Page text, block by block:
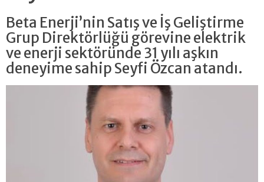
Beta Enerji’nin Satış ve İş Geliştirme
Grup Direktörlüğü görevine elektrik
ve enerji sektöründe 31 yılı aşkın
deneyime sahip Seyfi Özcan atandı.